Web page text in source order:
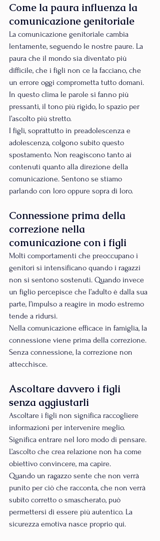
Come la paura influenza la
comunicazione genitoriale
La comunicazione genitoriale cambia
lentamente, seguendo le nostre paure. La
paura che il mondo sia diventato più
difficile, che i figli non ce la facciano, che
un errore oggi comprometta tutto domani.
In questo clima le parole si fanno più
pressanti, il tono più rigido, lo spazio per
l’ascolto più stretto.
I figli, soprattutto in preadolescenza e
adolescenza, colgono subito questo
spostamento. Non reagiscono tanto ai
contenuti quanto alla direzione della
comunicazione. Sentono se stiamo
parlando con loro oppure sopra di loro.
Connessione prima della
correzione nella
comunicazione con i figli
Molti comportamenti che preoccupano i
genitori si intensificano quando i ragazzi
non si sentono sostenuti. Quando invece
un figlio percepisce che l’adulto è dalla sua
parte, l’impulso a reagire in modo estremo
tende a ridursi.
Nella comunicazione efficace in famiglia, la
connessione viene prima della correzione.
Senza connessione, la correzione non
attecchisce.
Ascoltare davvero i figli
senza aggiustarli
Ascoltare i figli non significa raccogliere
informazioni per intervenire meglio.
Significa entrare nel loro modo di pensare.
L’ascolto che crea relazione non ha come
obiettivo convincere, ma capire.
Quando un ragazzo sente che non verrà
punito per ciò che racconta, che non verrà
subito corretto o smascherato, può
permettersi di essere più autentico. La
sicurezza emotiva nasce proprio qui.